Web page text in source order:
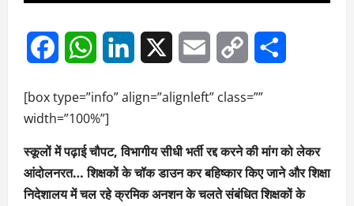
FacebookWhatsAppLinkedIn Email
Copy
[box type=”info” align=”alignleft” class=””
width=”100%”]
स्कूलों में पढ़ाई चौपट, विभागीय सीधी भर्ती रद्द करने की मांग को लेकर
आंदोलनरत… शिक्षकों के चॉक डाउन कर बहिष्कार किए जाने और शिक्षा
निदेशालय में चल रहे क्रमिक अनशन के चलते संबंधित शिक्षकों के